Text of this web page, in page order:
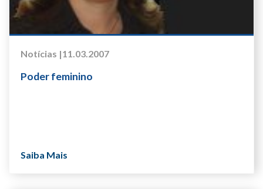
Notícias |11.03.2007
Poder feminino
Saiba Mais